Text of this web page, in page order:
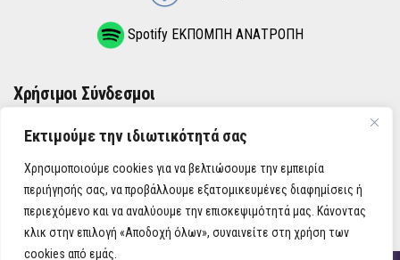
Εκτιμούμε την ιδιωτικότητά σας
Χρησιμοποιούμε cookies για να βελτιώσουμε την εμπειρία
περιήγησής σας, να προβάλλουμε εξατομικευμένες διαφημίσεις ή
περιεχόμενο και να αναλύουμε την επισκεψιμότητά μας. Κάνοντας
κλικ στην επιλογή «Αποδοχή όλων», συναινείτε στη χρήση των
cookies από εμάς.
Spotify ΕΚΠΟΜΠΗ ΑΝΑΤΡΟΠΗ
Χρήσιμοι Σύνδεσμοι
ΌΡΟΙ ΧΡΉΣΗΣ
ΠΟΛΙΤΙΚΉ ΑΠΟΡΡΉΤΟΥ